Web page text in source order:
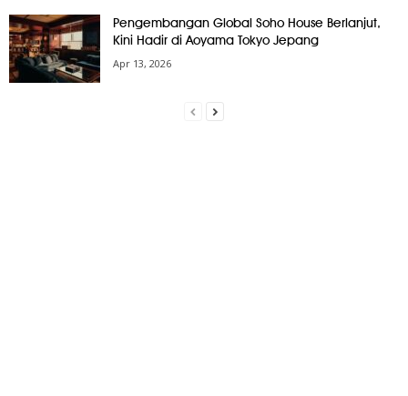
Pengembangan Global Soho House Berlanjut,
Kini Hadir di Aoyama Tokyo Jepang
Apr 13, 2026